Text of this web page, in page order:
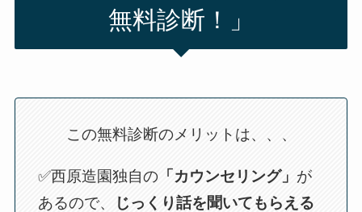
無料診断！」
この無料診断のメリットは、、、
✅西原造園独自の 「カウンセリング」 が
あるので、
じっくり話を聞いてもらえる